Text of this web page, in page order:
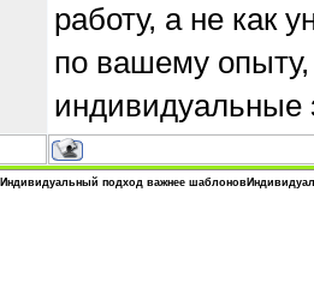
работу, а не как
по вашему
индивидуальные
Индивидуальный подход важнее